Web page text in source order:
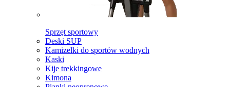
Sprzęt sportowy
Deski SUP
Kamizelki do sportów wodnych
Kaski
Kije trekkingowe
Kimona